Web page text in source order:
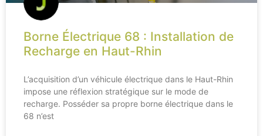
Borne Électrique 68 : Installation de
Recharge en Haut-Rhin
L’acquisition d’un véhicule électrique dans le Haut-Rhin
impose une réflexion stratégique sur le mode de
recharge. Posséder sa propre borne électrique dans le
68 n’est